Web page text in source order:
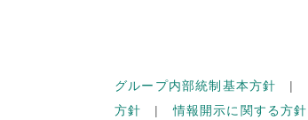
グループ内部統制基本方針
方針
情報開示に関する方針